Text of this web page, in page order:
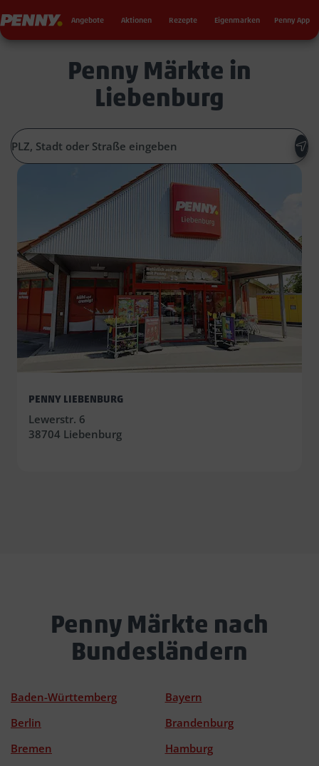
Penny Angebote Aktionen Rezepte Eigenmarken Penny App
Penny Märkte in
Liebenburg
PENNY LIEBENBURG
Lewerstr. 6
38704 Liebenburg
Penny Märkte nach
Bundesländern
Baden-Württemberg
Bayern
Berlin
Brandenburg
Bremen
Hamburg